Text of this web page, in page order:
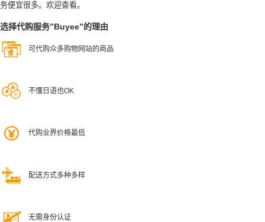
务便宜很多。欢迎查看。
选择代购服务”Buyee”的理由
可代购众多购物网站的商品
不懂日语也OK
代购业界价格最低
配送方式多种多样
无需身份认证